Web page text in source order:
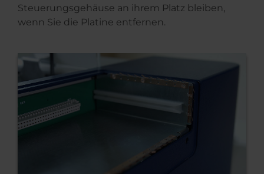
Steuerungsgehäuse an ihrem Platz bleiben,
wenn Sie die Platine entfernen.